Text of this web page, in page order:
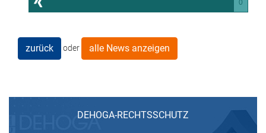
0
zurück oder alle News anzeigen
DEHOGA-RECHTSSCHUTZ